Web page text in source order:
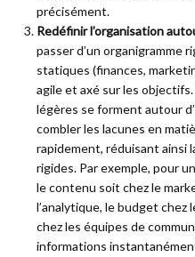
précisément.
Redéfinir l’organisation
passer d’un organigramme
statiques (finances,
agile et axé sur les
légères se forment autour
combler les lacunes en
rapidement, réduisant ainsi
rigides. Par exemple, pour
le contenu soit chez le
l’analytique, le budget chez
chez les équipes de
informations